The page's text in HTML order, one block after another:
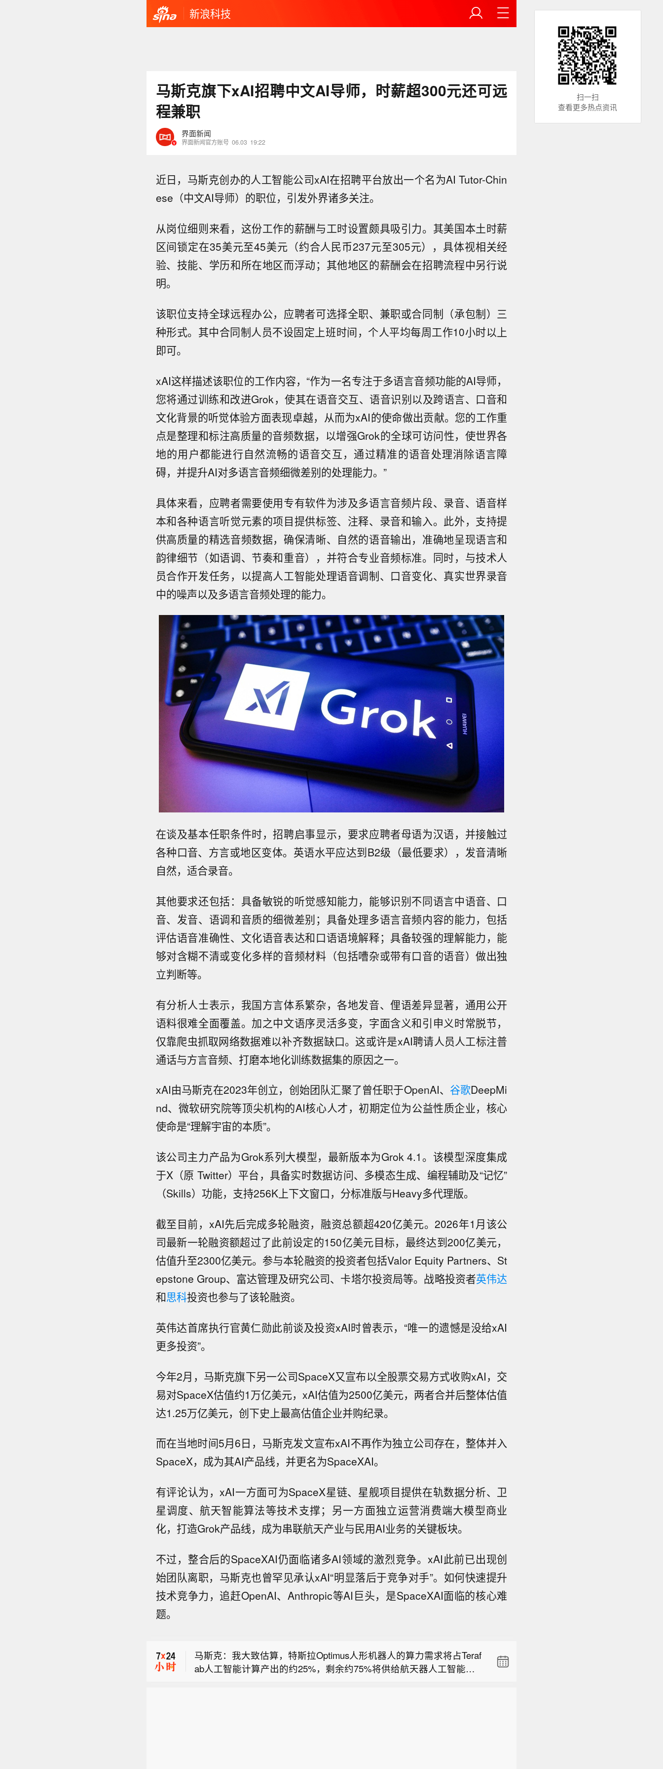
新浪科技
马斯克旗下xAI招聘中文AI导师，时薪超300元还可远
程兼职
界面新闻
界面新闻官方账号 06.03 19:22
近日，马斯克创办的人工智能公司xAI在招聘平台放出一个名为AI Tutor-Chin
ese（中文AI导师）的职位，引发外界诸多关注。
从岗位细则来看，这份工作的薪酬与工时设置颇具吸引力。其美国本土时薪
区间锁定在35美元至45美元（约合人民币237元至305元），具体视相关经
验、技能、学历和所在地区而浮动；其他地区的薪酬会在招聘流程中另行说
明。
该职位支持全球远程办公，应聘者可选择全职、兼职或合同制（承包制）三
种形式。其中合同制人员不设固定上班时间，个人平均每周工作10小时以上
即可。
xAI这样描述该职位的工作内容，“作为一名专注于多语言音频功能的AI导师，
您将通过训练和改进Grok，使其在语音交互、语音识别以及跨语言、口音和
文化背景的听觉体验方面表现卓越，从而为xAI的使命做出贡献。您的工作重
点是整理和标注高质量的音频数据，以增强Grok的全球可访问性，使世界各
地的用户都能进行自然流畅的语音交互，通过精准的语音处理消除语言障
碍，并提升AI对多语言音频细微差别的处理能力。”
具体来看，应聘者需要使用专有软件为涉及多语言音频片段、录音、语音样
本和各种语言听觉元素的项目提供标签、注释、录音和输入。此外，支持提
供高质量的精选音频数据，确保清晰、自然的语音输出，准确地呈现语言和
韵律细节（如语调、节奏和重音），并符合专业音频标准。同时，与技术人
员合作开发任务，以提高人工智能处理语音调制、口音变化、真实世界录音
中的噪声以及多语言音频处理的能力。
在谈及基本任职条件时，招聘启事显示，要求应聘者母语为汉语，并接触过
各种口音、方言或地区变体。英语水平应达到B2级（最低要求），发音清晰
自然，适合录音。
其他要求还包括：具备敏锐的听觉感知能力，能够识别不同语言中语音、口
音、发音、语调和音质的细微差别；具备处理多语言音频内容的能力，包括
评估语音准确性、文化语音表达和口语语境解释；具备较强的理解能力，能
够对含糊不清或变化多样的音频材料（包括嘈杂或带有口音的语音）做出独
立判断等。
有分析人士表示，我国方言体系繁杂，各地发音、俚语差异显著，通用公开
语料很难全面覆盖。加之中文语序灵活多变，字面含义和引申义时常脱节，
仅靠爬虫抓取网络数据难以补齐数据缺口。这或许是xAI聘请人员人工标注普
通话与方言音频、打磨本地化训练数据集的原因之一。
xAI由马斯克在2023年创立，创始团队汇聚了曾任职于OpenAI、 谷歌DeepMi
nd、微软研究院等顶尖机构的AI核心人才，初期定位为公益性质企业，核心
使命是“理解宇宙的本质”。
该公司主力产品为Grok系列大模型，最新版本为Grok 4.1。该模型深度集成
于X（原 Twitter）平台，具备实时数据访问、多模态生成、编程辅助及“记忆”
（Skills）功能，支持256K上下文窗口，分标准版与Heavy多代理版。
截至目前，xAI先后完成多轮融资，融资总额超420亿美元。2026年1月该公
司最新一轮融资额超过了此前设定的150亿美元目标，最终达到200亿美元，
估值升至2300亿美元。参与本轮融资的投资者包括Valor Equity Partners、St
epstone Group、富达管理及研究公司、卡塔尔投资局等。战略投资者英伟达
和思科投资也参与了该轮融资。
英伟达首席执行官黄仁勋此前谈及投资xAI时曾表示，“唯一的遗憾是没给xAI
更多投资”。
今年2月，马斯克旗下另一公司SpaceX又宣布以全股票交易方式收购xAI，交
易对SpaceX估值约1万亿美元，xAI估值为2500亿美元，两者合并后整体估值
达1.25万亿美元，创下史上最高估值企业并购纪录。
而在当地时间5月6日，马斯克发文宣布xAI不再作为独立公司存在，整体并入
SpaceX，成为其AI产品线，并更名为SpaceXAI。
有评论认为，xAI一方面可为SpaceX星链、星舰项目提供在轨数据分析、卫
星调度、航天智能算法等技术支撑；另一方面独立运营消费端大模型商业
化，打造Grok产品线，成为串联航天产业与民用AI业务的关键板块。
不过，整合后的SpaceXAI仍面临诸多AI领域的激烈竞争。xAI此前已出现创
始团队离职，马斯克也曾罕见承认xAI“明显落后于竞争对手”。如何快速提升
技术竞争力，追赶OpenAI、Anthropic等AI巨头，是SpaceXAI面临的核心难
题。
加拿大总理卡尼：正与美国商谈全面贸易协定，无意签署针对性贸易
马斯克：我大致估算，特斯拉Optimus人形机器人的算力需求将占Teraf
ab人工智能计算产出的约25%，剩余约75%将供给航天器人工智能项
扫一扫
查看更多热点资讯